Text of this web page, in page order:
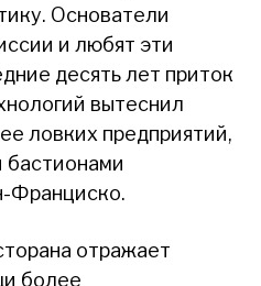
Основатели
и любят эти
десять лет приток
вытеснил
ловких предприятий,
бастионами
Франциско.
отражает
более